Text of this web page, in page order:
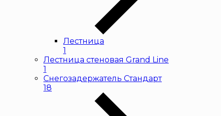
Лестница
1
Лестница стеновая Grand Line
1
Снегозадержатель Стандарт
18